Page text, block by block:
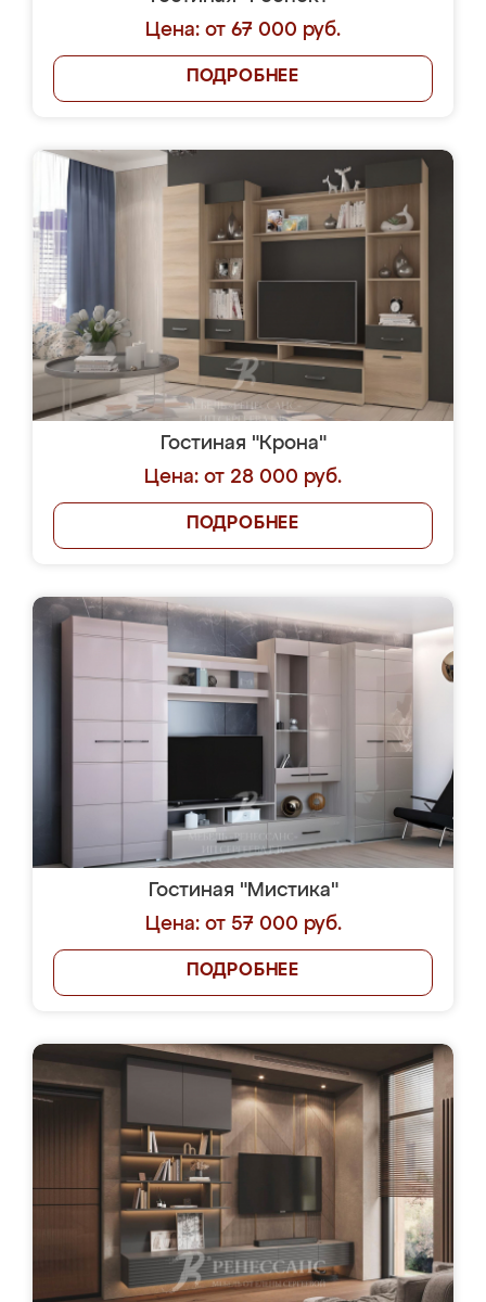
Цена: от 67 000 руб.
ПОДРОБНЕЕ
Гостиная "Крона"
Цена: от 28 000 руб.
ПОДРОБНЕЕ
Гостиная "Мистика"
Цена: от 57 000 руб.
ПОДРОБНЕЕ